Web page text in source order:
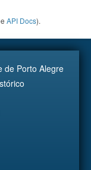
API Docs).
de Porto Alegre